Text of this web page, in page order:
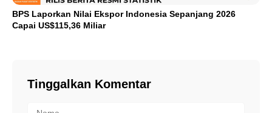
BPS Laporkan Nilai Ekspor Indonesia Sepanjang 2026
Capai US$115,36 Miliar
Tinggalkan Komentar